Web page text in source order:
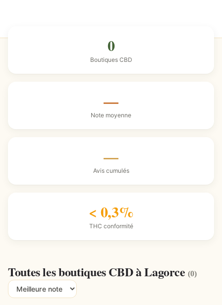
0
Boutiques CBD
—
Note moyenne
—
Avis cumulés
< 0,3%
THC conformité
Toutes les boutiques CBD à Lagorce(0)